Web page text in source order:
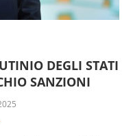
DEGLI STATI
SANZIONI